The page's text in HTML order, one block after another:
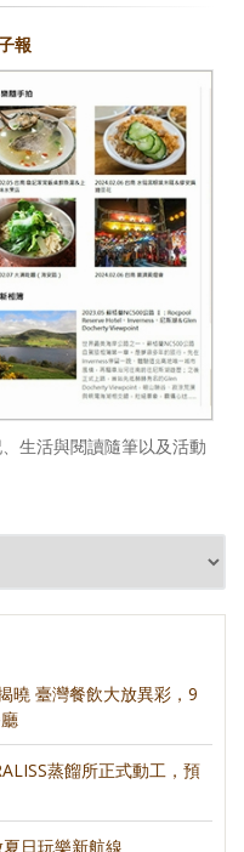
報
生活與閱讀隨筆以及活動
曉 臺灣餐飲大放異彩，9
蒸餾所正式動工，預
日玩樂新航線